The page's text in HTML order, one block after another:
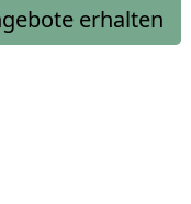
erhalten